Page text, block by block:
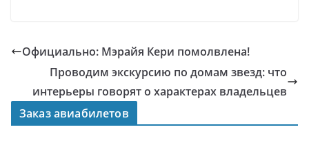
Официально: Мэрайя Кери помолвлена!
Проводим экскурсию по домам звезд: что
интерьеры говорят о характерах владельцев
Заказ авиабилетов